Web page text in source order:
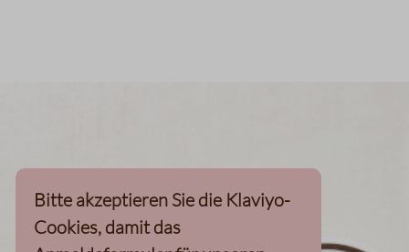
Bitte akzeptieren Sie die Klaviyo-
Cookies, damit das